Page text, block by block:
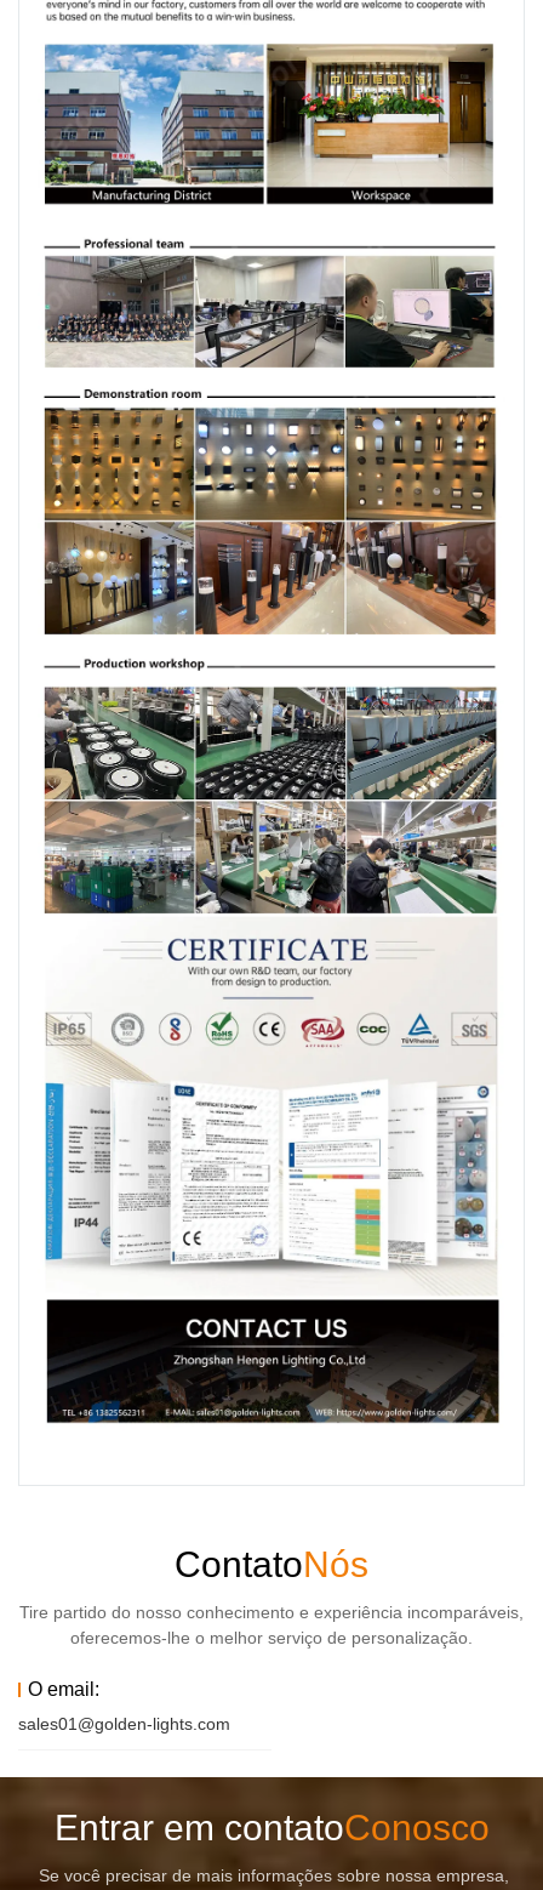
ContatoNós
Tire partido do nosso conhecimento e experiência incomparáveis,
oferecemos-lhe o melhor serviço de personalização.
O email:
sales01@golden-lights.com
Entrar em contatoConosco
Se você precisar de mais informações sobre nossa empresa,